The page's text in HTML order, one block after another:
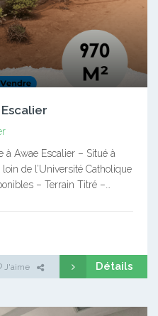
à Awae Escalier – Situé à
de l’Université Catholique
– Terrain Titré –…
J'aime Détails